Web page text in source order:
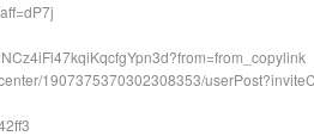
1907375370302308353/